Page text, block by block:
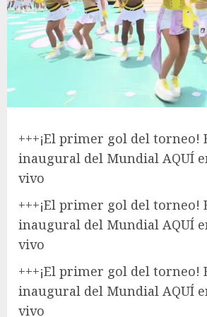
+++¡El primer gol del torneo!
inaugural del Mundial AQUÍ
vivo
+++¡El primer gol del torneo!
inaugural del Mundial AQUÍ
vivo
+++¡El primer gol del torneo!
inaugural del Mundial AQUÍ
vivo